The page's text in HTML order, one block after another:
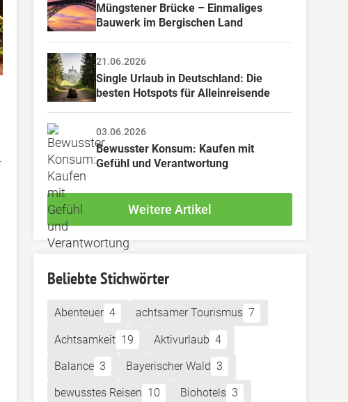
Müngstener Brücke – Einmaliges
Bauwerk im Bergischen Land
21.06.2026
Single Urlaub in Deutschland: Die
besten Hotspots für Alleinreisende
03.06.2026
Bewusster Konsum: Kaufen mit
Gefühl und Verantwortung
Weitere Artikel
Beliebte Stichwörter
Abenteuer 4 achtsamer Tourismus 7
Achtsamkeit 19 Aktivurlaub 4
Balance 3 Bayerischer Wald 3
bewusstes Reisen 10 Biohotels 3